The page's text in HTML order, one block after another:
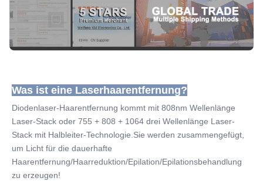
Was ist eine Laserhaarentfernung?
Diodenlaser-Haarentfernung kommt mit 808nm Wellenlänge
Laser-Stack oder 755 + 808 + 1064 drei Wellenlänge Laser-
Stack mit Halbleiter-Technologie.Sie werden zusammengefügt,
um Licht für die dauerhafte
Haarentfernung/Haarreduktion/Epilation/Epilationsbehandlung
zu erzeugen!